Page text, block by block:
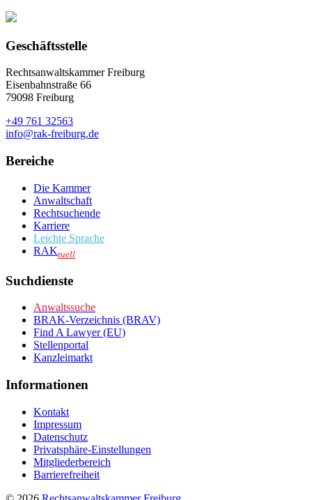
Geschäftsstelle
Rechtsanwaltskammer Freiburg
Eisenbahnstraße 66
79098 Freiburg
+49 761 32563
info@rak-freiburg.de
Bereiche
Die Kammer
Anwaltschaft
Rechtsuchende
Karriere
Leichte Sprache
RAKtuell
Suchdienste
Anwaltssuche
BRAK-Verzeichnis (BRAV)
Find A Lawyer (EU)
Stellenportal
Kanzleimarkt
Informationen
Kontakt
Impressum
Datenschutz
Privatsphäre-Einstellungen
Mitgliederbereich
Barrierefreiheit